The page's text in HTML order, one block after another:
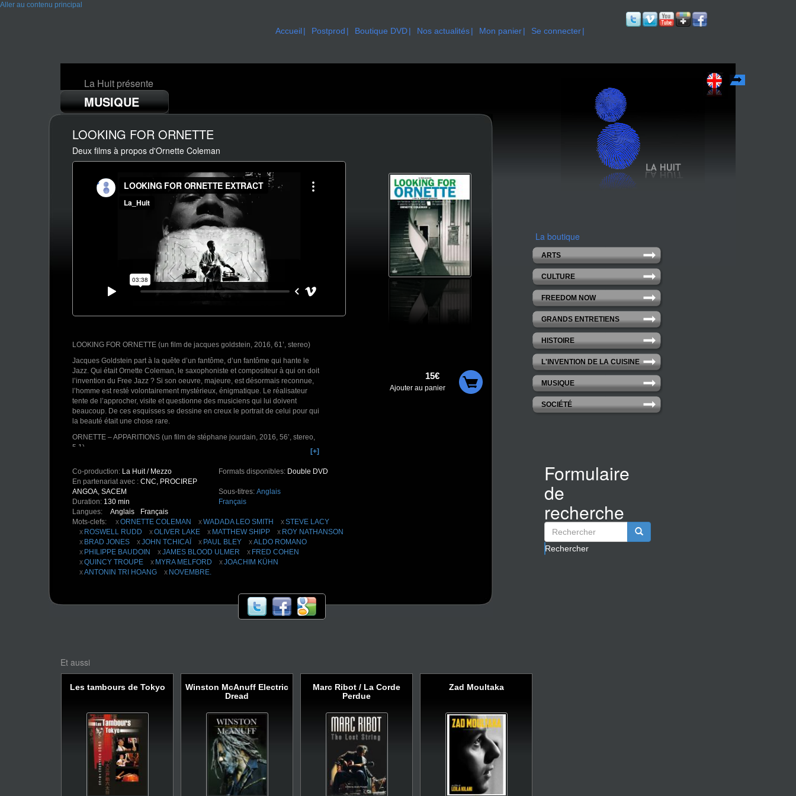
Aller au contenu principal
Accueil Postprod Boutique DVD Nos actualités Mon panier Se connecter
La Huit présente English
MUSIQUE
LOOKING FOR ORNETTE
Deux films à propos d'Ornette Coleman
LOOKING FOR ORNETTE (un film de jacques goldstein, 2016, 61’, stereo)
Jacques Goldstein part à la quête d’un fantôme, d’un fantôme qui hante le
Jazz. Qui était Ornette Coleman, le saxophoniste et compositeur à qui on doit
l’invention du Free Jazz ? Si son oeuvre, majeure, est désormais reconnue,
l’homme est resté volontairement mystérieux, énigmatique. Le réalisateur
tente de l’approcher, visite et questionne des musiciens qui lui doivent
beaucoup. De ces esquisses se dessine en creux le portrait de celui pour qui
la beauté était une chose rare.
ORNETTE – APPARITIONS (un film de stéphane jourdain, 2016, 56’, stereo,
5.1)
Eve Risser, Antonin-Tri Hoang n’est pas sans évoquer le regretté Ornette
Coleman : même lyrisme tarabiscoté, même goût du dérapage contrôlé.
Commandée par Banlieues Bleues, APPARITIONS - ORNETTE tenter de
convoquer l’esprit du parrain du free jazz. Antonin-Tri Hoang propose des
rêves, des divagations, des ponts évocateurs. Pas un revival, mais un
survival. Avec aux manettes, le quartette NOVEMBRE et pléthore d’invités,
qui maîtrise l’art du zapping et du collage entre les époques et les références.
Le film est le récit de cette création et de ces apparitions.
[+]
Co-production: La Huit / Mezzo
En partenariat avec : CNC, PROCIREP
ANGOA, SACEM
Duration: 130 min
Formats disponibles: Double DVD
Sous-titres: Anglais
Français
Langues:
Anglais
Français
Mots-clefs:
ORNETTE COLEMAN WADADA LEO SMITH
STEVE LACY
ROSWELL RUDD
OLIVER LAKE MATTHEW SHIPP
ROY NATHANSON
BRAD JONES
JOHN TCHICAÏ PAUL BLEY
ALDO ROMANO
PHILIPPE BAUDOIN
JAMES BLOOD ULMER
FRED COHEN
QUINCY TROUPE
MYRA MELFORD
JOACHIM KÜHN
ANTONIN TRI HOANG
NOVEMBRE.
15€
Ajouter au panier
Et aussi
Les tambours de Tokyo
Winston McAnuff Electric
Dread
Marc Ribot / La Corde
Perdue
Zad Moultaka
La boutique
ARTS
CULTURE
FREEDOM NOW
GRANDS ENTRETIENS
HISTOIRE
L'INVENTION DE LA CUISINE
MUSIQUE
SOCIÉTÉ
Formulaire
de
recherche
Rechercher